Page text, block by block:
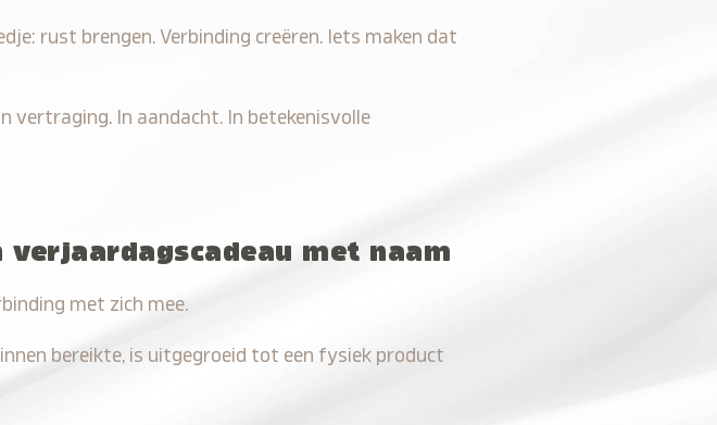
rust brengen. Verbinding creëren. Iets maken dat
vertraging. In aandacht. In betekenisvolle
met naam
met zich mee.
bereikte, is uitgegroeid tot een fysiek product